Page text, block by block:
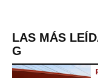
LAS MÁS
G